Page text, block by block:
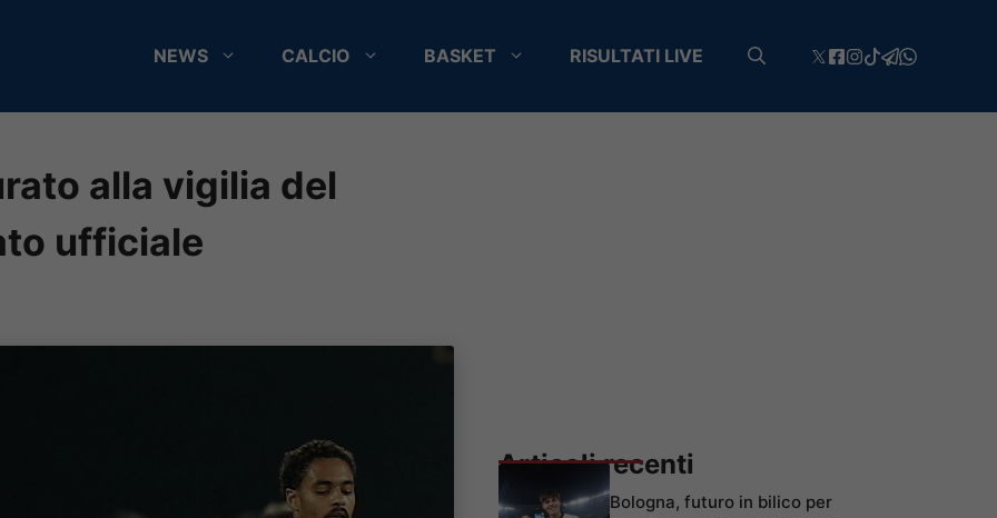
NEWS CALCIO BASKET RISULTATI LIVE
alla vigilia del
ufficiale
Articoli recenti
Bologna, futuro in bilico per